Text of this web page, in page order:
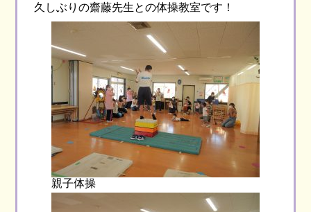
久しぶりの齋藤先生との体操教室です！
親子体操